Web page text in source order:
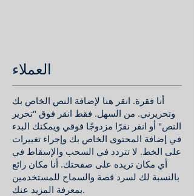
العملاء
أنا فقرة. انقر هنا لإضافة النص الخاص بك
وتحريرني. من السهل. فقط انقر فوق "تحرير
النص" أو انقر نقرًا مزدوجًا فوقي ويمكنك البدء
في إضافة المحتوى الخاص بك وإجراء تغييرات
على الخط. لا تتردد في السحب والإسقاط في
أي مكان تريده على صفحتك. أنا مكان رائع
بالنسبة لك لسرد قصة والسماح للمستخدمين
بمعرفة المزيد عنك.